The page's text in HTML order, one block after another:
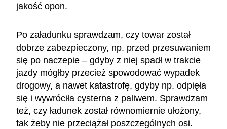
jakość opon.
Po załadunku sprawdzam, czy towar został
dobrze zabezpieczony, np. przed przesuwaniem
się po naczepie – gdyby z niej spadł w trakcie
jazdy mógłby przecież spowodować wypadek
drogowy, a nawet katastrofę, gdyby np. odpięła
się i wywróciła cysterna z paliwem. Sprawdzam
też, czy ładunek został równomiernie ułożony,
tak żeby nie przeciążał poszczególnych osi.